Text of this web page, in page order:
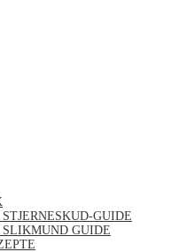
GUIDE
GUIDE